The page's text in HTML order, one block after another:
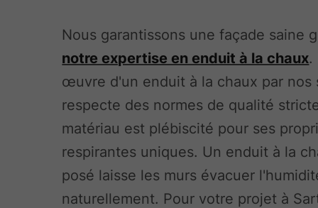
Nous garantissons une façade saine
notre expertise en enduit à la chaux.
œuvre d'un enduit à la chaux par nos
respecte des normes de qualité
matériau est plébiscité pour ses
respirantes uniques. Un enduit à la
posé laisse les murs évacuer
naturellement. Pour votre projet à